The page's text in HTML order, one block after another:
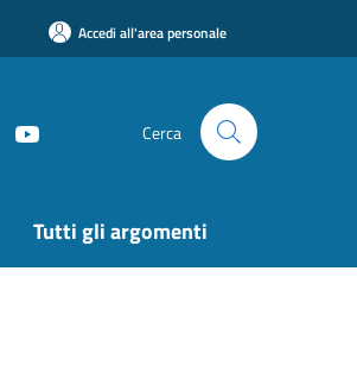
Accedi all'area personale
Cerca
Tutti gli argomenti